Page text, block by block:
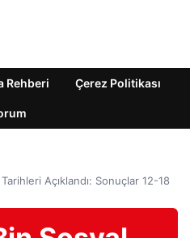
Rehberi Çerez Politikası
Açıklandı: Sonuçlar 12-18